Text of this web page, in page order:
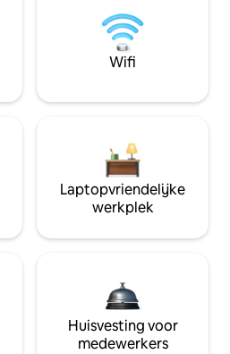
Wifi
Laptopvriendelijke
werkplek
Huisvesting voor
medewerkers